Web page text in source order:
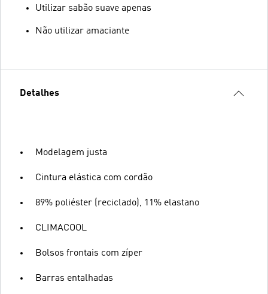
Utilizar sabão suave apenas
Não utilizar amaciante
Detalhes
Modelagem justa
Cintura elástica com cordão
89% poliéster (reciclado), 11% elastano
CLIMACOOL
Bolsos frontais com zíper
Barras entalhadas